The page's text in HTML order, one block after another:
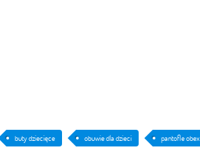
buty dziecięce obuwie dla dzieci pantofle obex